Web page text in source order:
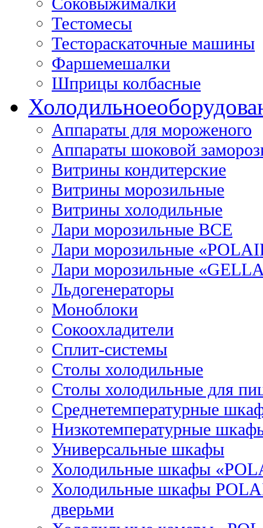
Тестомесы
Тестораскаточные машины
Фаршемешалки
Шприцы колбасные
Холодильное
Аппараты для мороженого
Аппараты шоковой
Витрины кондитерские
Витрины морозильные
Витрины холодильные
Лари морозильные ВСЕ
Лари морозильные
Лари морозильные
Льдогенераторы
Моноблоки
Сокоохладители
Сплит-системы
Столы холодильные
Столы холодильные для
Среднетемпературные
Низкотемпературные
Универсальные шкафы
Холодильные шкафы
Холодильные шкафы
дверьми